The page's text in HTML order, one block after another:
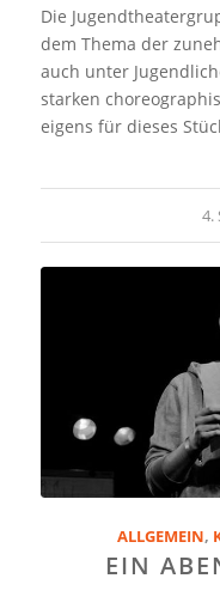
Die
dem Thema der
auch unter
starken
eigens für dieses
4.
ALLGEMEIN,
EIN